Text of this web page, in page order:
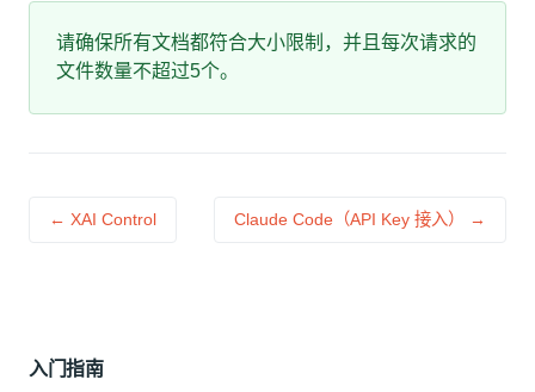
入门指南
请确保所有文档都符合大小限制，并且每次请求的
文件数量不超过5个。
← XAI Control Claude Code（API Key 接入） →